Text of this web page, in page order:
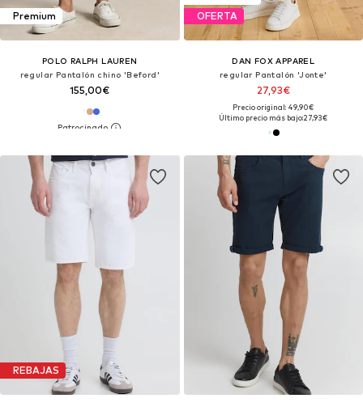
Premium
POLO RALPH LAUREN
regular Pantalón chino 'Beford'
155,00€
OFERTA
DAN FOX APPAREL
regular Pantalón 'Jonte'
27,93€
Precio original: 49,90€
Último precio más bajo:27,93€
REBAJAS